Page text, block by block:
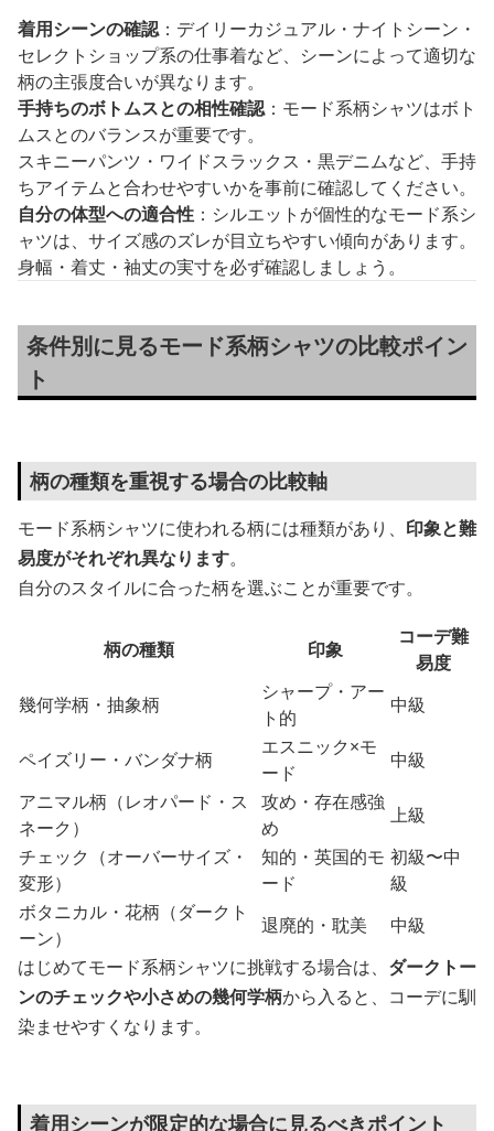
着用シーンの確認：デイリーカジュアル・ナイトシーン・
セレクトショップ系の仕事着など、シーンによって適切な
柄の主張度合いが異なります。
手持ちのボトムスとの相性確認：モード系柄シャツはボト
ムスとのバランスが重要です。
スキニーパンツ・ワイドスラックス・黒デニムなど、手持
ちアイテムと合わせやすいかを事前に確認してください。
自分の体型への適合性 ：シルエットが個性的なモード系シ
ャツは、サイズ感のズレが目立ちやすい傾向があります。
身幅・着丈・袖丈の実寸を必ず確認しましょう。
条件別に見るモード系柄シャツの比較ポイン
ト
柄の種類を重視する場合の比較軸
モード系柄シャツに使われる柄には種類があり、 印象と難
易度がそれぞれ異なります。
自分のスタイルに合った柄を選ぶことが重要です。
柄の種類 印象
コーデ難
易度
幾何学柄・抽象柄
シャープ・アー
ト的
中級
ペイズリー・バンダナ柄
エスニック×モ
ード
中級
アニマル柄（レオパード・ス
ネーク）
攻め・存在感強
め
上級
チェック（オーバーサイズ・
変形）
知的・英国的モ
ード
初級〜中
級
ボタニカル・花柄（ダークト
ーン）
退廃的・耽美
中級
はじめてモード系柄シャツに挑戦する場合は、 ダークトー
ンのチェックや小さめの幾何学柄から入ると、コーデに馴
染ませやすくなります。
着用シーンが限定的な場合に見るべきポイント